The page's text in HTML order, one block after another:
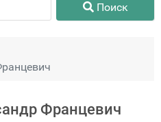
Поиск
Францевич